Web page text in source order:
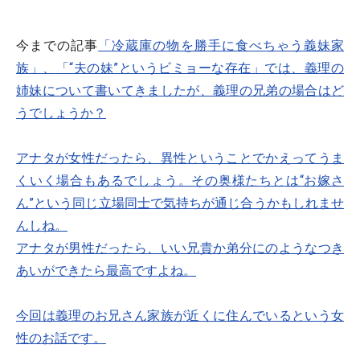
今までの記事 「冷蔵庫の物を勝手に食べちゃう義妹家
族」、
「“夫の妹”というビミョーな存在」では、義理の
姉妹について書いてきましたが、義理の兄弟の場合はど
うでしょうか？
アナタが女性だったら、異性ということでかえってうま
くいく場合もあるでしょう。その奥様たちとは“お嫁さ
ん”という同じ立場同士で気持ちが通じ合うかもしれませ
んしね。
アナタが男性だったら、いい兄貴か弟分にのようなつき
あいができたら最高ですよね。
今回は義理のお兄さん家族が近くに住んでいるという女
性のお話です。